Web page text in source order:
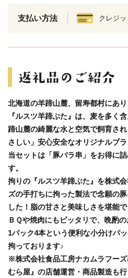
支払い方法 クレジ
北海道の羊蹄山麓、留寿都村にあ
『ルスツ羊蹄ぶた』は、麦を多く
蹄山麓の綺麗な水と空気で飼育さ
さしい」安心安全なオリジナルブラ
当セットは「豚バラ串」をお得に
す。
拘りの『ルスツ羊蹄ぶた』を株式
ズの手打ちに拘った製法で念願の
した！脂の甘さと美味しさを堪能
ＢＱや焼肉にもピッタリで、晩酌
1パック4本という便利な小分けパ
拘っております♪
※株式会社食品工房ナカムラフー
むら屋』の店舗運営・商品製造も